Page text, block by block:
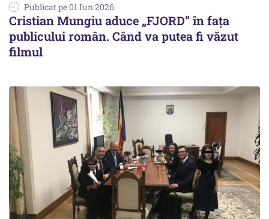
Publicat pe 01 Iun 2026
Cristian Mungiu aduce „FJORD” în fața
publicului român. Când va putea fi văzut
filmul